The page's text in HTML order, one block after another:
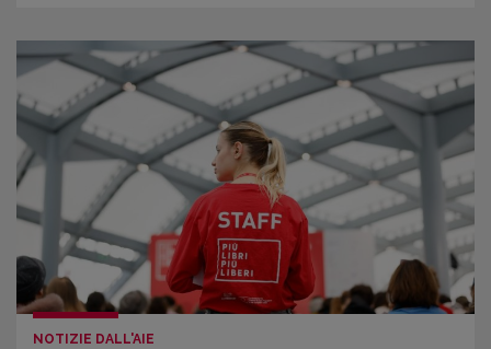
NOTIZIE DALL'AIE